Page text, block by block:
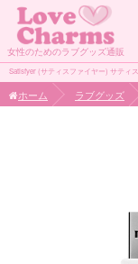
女性のためのラブグッズ通販
Satisfyer (サティスファイヤー) サティ
ホーム ラブグッズ